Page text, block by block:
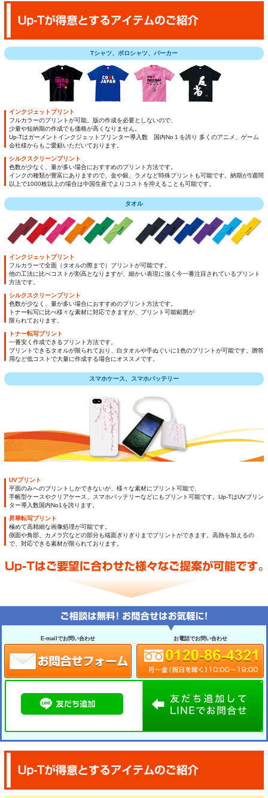
Tシャツ、ポロシャツ、パーカー
インクジェットプリント
フルカラーのプリントが可能。版の作成を必要としないので、
少量や短納期の作成でも価格が高くなりません。
Up-Tはガーメントインクジェットプリンター導入数 国内No１を誇り 多くのアニメ、ゲーム
会社様からもご愛顧いただいております。
シルクスクリーンプリント
色数が少なく、量が多い場合におすすめのプリント方法です。
インクの種類が豊富にありますので、金や銀、ラメなど特殊プリントも可能です。納期が5週間
以上で1000枚以上の場合は中国生産でよりコストを抑えることも可能です。
タオル
インクジェットプリント
フルカラーで全面（タオルの際まで）プリントが可能です。
他の工法に比べコストが割高となりますが、細かい表現に強く今一番注目されているプリント
方法です。
シルクスクリーンプリント
色数が少なく、量が多い場合におすすめのプリント方法です。
トナー転写に比べ様々な素材に対応できますが、プリント可能範囲が
限られております。
トナー転写プリント
一番安く作成できるプリント方法です。
プリントできるタオルが限られており、白タオルや手ぬぐいに1色のプリントが可能です。贈答
用など低コストで大量に作成する場合にオススメです。
スマホケース、スマホバッテリー
UVプリント
平面のみへのプリントしかできないが、様々な素材にプリント可能で、
手帳型ケースやクリアケース、スマホバッテリーなどにもプリント可能です。Up-TはUVプリン
ター導入数国内No1を誇ります。
昇華転写プリント
極めて高精細な画像処理が可能です。
側面や角部、カメラ穴などの部分も端面ぎりぎりまでプリントができます。高熱を加えるの
で、対応できる素材が限られております。
E-mailでお問い合わせ お電話でお問い合わせ